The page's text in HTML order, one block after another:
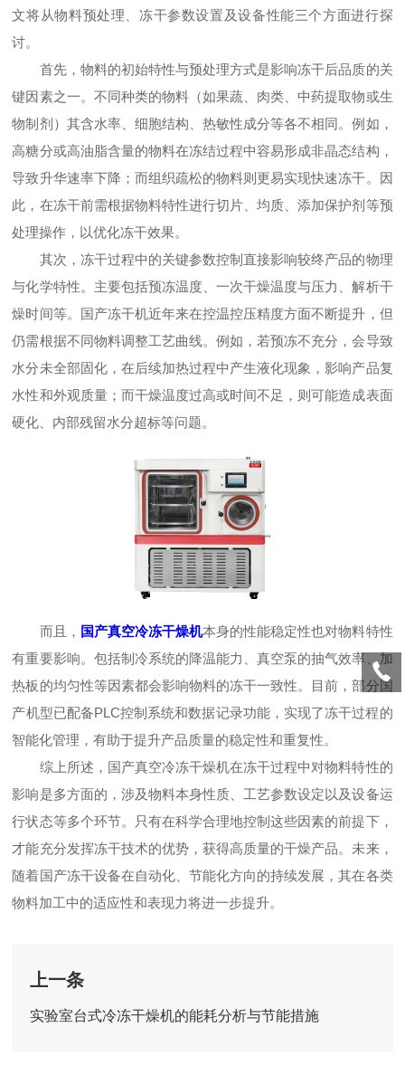
文将从物料预处理、冻干参数设置及设备性能三个方面进行探
讨。
首先，物料的初始特性与预处理方式是影响冻干后品质的关
键因素之一。不同种类的物料（如果蔬、肉类、中药提取物或生
物制剂）其含水率、细胞结构、热敏性成分等各不相同。例如，
高糖分或高油脂含量的物料在冻结过程中容易形成非晶态结构，
导致升华速率下降；而组织疏松的物料则更易实现快速冻干。因
此，在冻干前需根据物料特性进行切片、均质、添加保护剂等预
处理操作，以优化冻干效果。
其次，冻干过程中的关键参数控制直接影响较终产品的物理
与化学特性。主要包括预冻温度、一次干燥温度与压力、解析干
燥时间等。国产冻干机近年来在控温控压精度方面不断提升，但
仍需根据不同物料调整工艺曲线。例如，若预冻不充分，会导致
水分未全部固化，在后续加热过程中产生液化现象，影响产品复
水性和外观质量；而干燥温度过高或时间不足，则可能造成表面
硬化、内部残留水分超标等问题。
而且， 国产真空冷冻干燥机本身的性能稳定性也对物料特性
有重要影响。包括制冷系统的降温能力、真空泵的抽气效率、加
热板的均匀性等因素都会影响物料的冻干一致性。目前，部分国
产机型已配备PLC控制系统和数据记录功能，实现了冻干过程的
智能化管理，有助于提升产品质量的稳定性和重复性。
综上所述，国产真空冷冻干燥机在冻干过程中对物料特性的
影响是多方面的，涉及物料本身性质、工艺参数设定以及设备运
行状态等多个环节。只有在科学合理地控制这些因素的前提下，
才能充分发挥冻干技术的优势，获得高质量的干燥产品。未来，
随着国产冻干设备在自动化、节能化方向的持续发展，其在各类
物料加工中的适应性和表现力将进一步提升。
上一条
实验室台式冷冻干燥机的能耗分析与节能措施